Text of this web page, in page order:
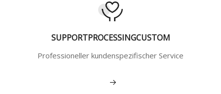
SUPPORTPROCESSINGCUSTOM
Professioneller kundenspezifischer Service
Mehr sehen